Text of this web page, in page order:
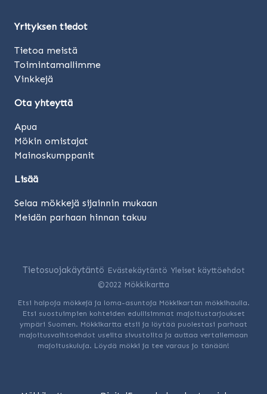
Yrityksen tiedot
Tietoa meistä
Toimintamallimme
Vinkkejä
Ota yhteyttä
Apua
Mökin omistajat
Mainoskumppanit
Lisää
Selaa mökkejä sijainnin mukaan
Meidän parhaan hinnan takuu
Tietosuojakäytäntö Evästekäytäntö Yleiset käyttöehdot
©2022 Mökkikartta
Etsi halpoja mökkejä ja loma-asuntoja Mökkikartan mökkihaulla.
Etsi suostuimpien kohteiden edullisimmat majoitustarjoukset
ympäri Suomen. Mökkikartta etsii ja löytää puolestasi parhaat
majoitusvaihtoehdot useilta sivustoilta ja auttaa vertailemaan
majoituskuluja. Löydä mökki ja tee varaus jo tänään!